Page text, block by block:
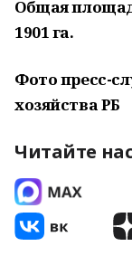
Общая
1901 га.
Фото пресс-
хозяйства РБ
Читайте